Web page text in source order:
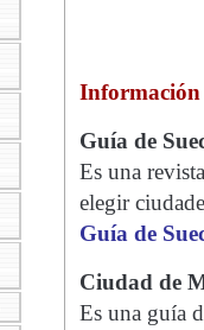
Información
Guía de
Es una
elegir
Guía de
Ciudad de
Es una guía